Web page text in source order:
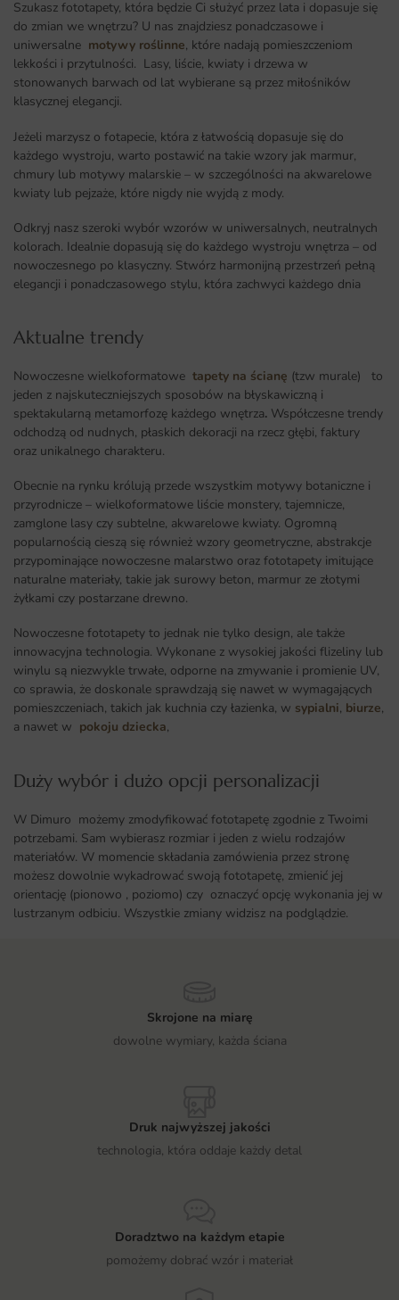
Szukasz fototapety, która będzie Ci służyć przez lata i dopasuje się
do zmian we wnętrzu? U nas znajdziesz ponadczasowe i
uniwersalne motywy roślinne, które nadają pomieszczeniom
lekkości i przytulności. Lasy, liście, kwiaty i drzewa w
stonowanych barwach od lat wybierane są przez miłośników
klasycznej elegancji.
Jeżeli marzysz o fotapecie, która z łatwością dopasuje się do
każdego wystroju, warto postawić na takie wzory jak marmur,
chmury lub motywy malarskie – w szczególności na akwarelowe
kwiaty lub pejzaże, które nigdy nie wyjdą z mody.
Odkryj nasz szeroki wybór wzorów w uniwersalnych, neutralnych
kolorach. Idealnie dopasują się do każdego wystroju wnętrza – od
nowoczesnego po klasyczny. Stwórz harmonijną przestrzeń pełną
elegancji i ponadczasowego stylu, która zachwyci każdego dnia
Aktualne trendy​
Nowoczesne wielkoformatowe tapety na ścianę (tzw murale) to
jeden z najskuteczniejszych sposobów na błyskawiczną i
spektakularną metamorfozę każdego wnętrza. Współczesne trendy
odchodzą od nudnych, płaskich dekoracji na rzecz głębi, faktury
oraz unikalnego charakteru.
Obecnie na rynku królują przede wszystkim motywy botaniczne i
przyrodnicze – wielkoformatowe liście monstery, tajemnicze,
zamglone lasy czy subtelne, akwarelowe kwiaty. Ogromną
popularnością cieszą się również wzory geometryczne, abstrakcje
przypominające nowoczesne malarstwo oraz fototapety imitujące
naturalne materiały, takie jak surowy beton, marmur ze złotymi
żyłkami czy postarzane drewno.
Nowoczesne fototapety to jednak nie tylko design, ale także
innowacyjna technologia. Wykonane z wysokiej jakości flizeliny lub
winylu są niezwykle trwałe, odporne na zmywanie i promienie UV,
co sprawia, że doskonale sprawdzają się nawet w wymagających
pomieszczeniach, takich jak kuchnia czy łazienka, w sypialni, biurze,
a nawet w pokoju dziecka,
Duży wybór i dużo opcji personalizacji ​
W Dimuro możemy zmodyfikować fototapetę zgodnie z Twoimi
potrzebami. Sam wybierasz rozmiar i jeden z wielu rodzajów
materiałów. W momencie składania zamówienia przez stronę
możesz dowolnie wykadrować swoją fototapetę, zmienić jej
orientację (pionowo , poziomo) czy oznaczyć opcję wykonania jej w
lustrzanym odbiciu. Wszystkie zmiany widzisz na podglądzie.
Skrojone na miarę
dowolne wymiary, każda ściana
Druk najwyższej jakości
technologia, która oddaje każdy detal
Doradztwo na każdym etapie
pomożemy dobrać wzór i materiał